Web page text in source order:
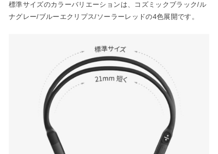
標準サイズのカラーバリエーションは、コズミックブラック/ル
ナグレー/ブルーエクリプス/ソーラーレッドの4色展開です。